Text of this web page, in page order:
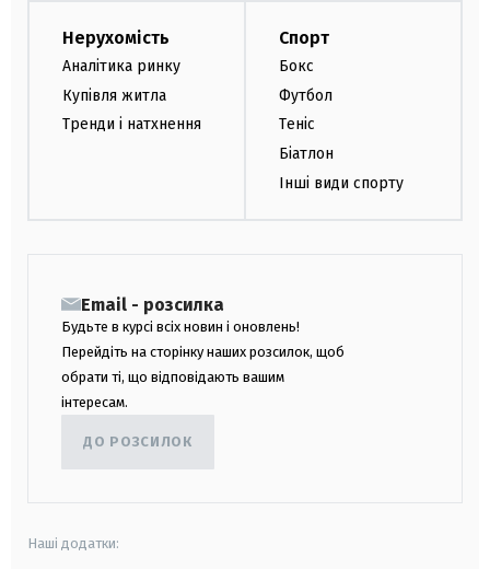
Нерухомість
Аналітика ринку
Купівля житла
Тренди і натхнення
Спорт
Бокс
Футбол
Теніс
Біатлон
Інші види спорту
Email - розсилка
Будьте в курсі всіх новин і оновлень!
Перейдіть на сторінку наших розсилок, щоб
обрати ті, що відповідають вашим
інтересам.
ДО РОЗСИЛОК
Наші додатки: